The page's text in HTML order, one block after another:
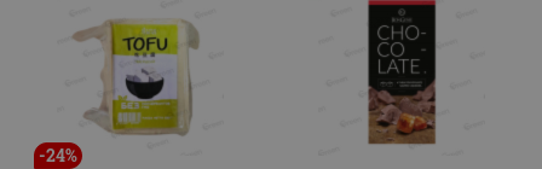
-24%